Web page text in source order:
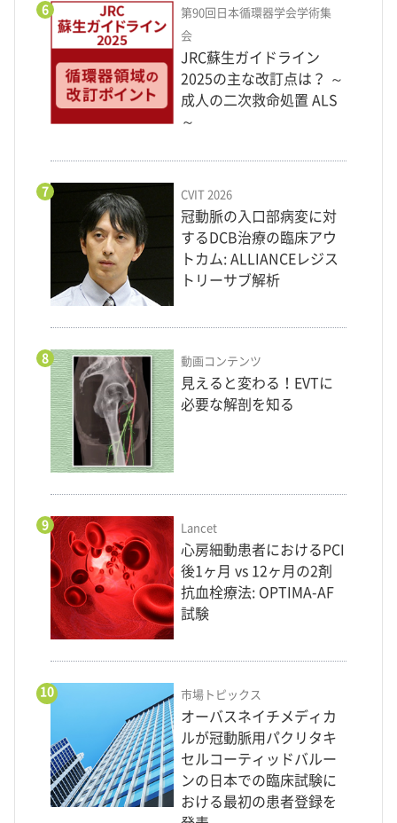
6
第90回日本循環器学会学術集
会
JRC蘇生ガイドライン
2025の主な改訂点は？ ～
成人の二次救命処置 ALS
～
7 CVIT 2026
冠動脈の入口部病変に対
するDCB治療の臨床アウ
トカム: ALLIANCEレジス
トリーサブ解析
8 動画コンテンツ
見えると変わる！EVTに
必要な解剖を知る
9 Lancet
心房細動患者におけるPCI
後1ヶ月 vs 12ヶ月の2剤
抗血栓療法: OPTIMA-AF
試験
10 市場トピックス
オーバスネイチメディカ
ルが冠動脈用パクリタキ
セルコーティッドバルー
ンの日本での臨床試験に
おける最初の患者登録を